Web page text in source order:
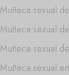
Muñeca sexual
Muñeca sexual
Muñeca sexual
Muñeca sexual